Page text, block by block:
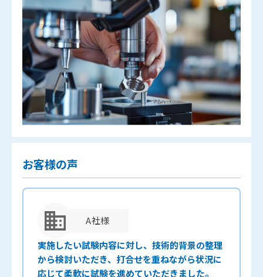
お客様の声
A社様
実施したい試験内容に対し、技術的背景の整理
から検討いただき、打合せを重ねながら状況に
応じて柔軟に試験を進めていただきました。